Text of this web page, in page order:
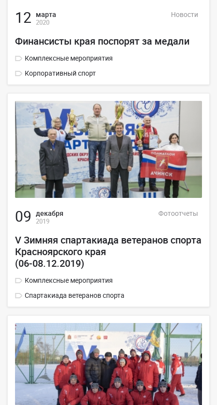
12 марта
2020
Новости
Финансисты края поспорят за медали
Комплексные мероприятия
Корпоративный спорт
09 декабря
2019
Фотоотчеты
V Зимняя спартакиада ветеранов спорта
Красноярского края
(06-08.12.2019)
Комплексные мероприятия
Спартакиада ветеранов спорта